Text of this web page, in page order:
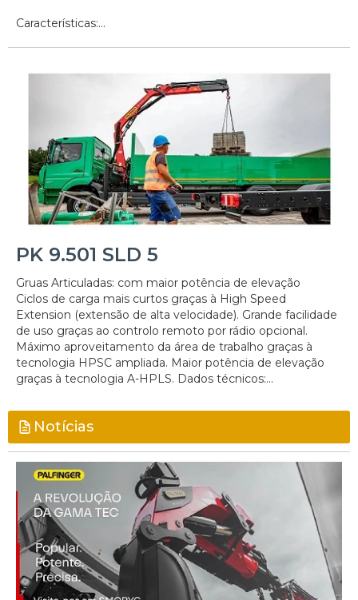
Características:...
PK 9.501 SLD 5
Gruas Articuladas: com maior potência de elevação
Ciclos de carga mais curtos graças à High Speed
Extension (extensão de alta velocidade). Grande facilidade
de uso graças ao controlo remoto por rádio opcional.
Máximo aproveitamento da área de trabalho graças à
tecnologia HPSC ampliada. Maior potência de elevação
graças à tecnologia A-HPLS. Dados técnicos:...
Notícias